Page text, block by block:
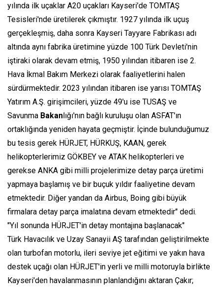
yılında ilk uçaklar A20 uçakları Kayseri'de TOMTAŞ
Tesisleri'nde üretilerek çıkmıştır. 1927 yılında ilk uçuş
gerçekleşmiş, daha sonra Kayseri Tayyare Fabrikası adı
altında aynı fabrika üretimine yüzde 100 Türk Devleti'nin
iştiraki olarak devam etmiş, 1950 yılından itibaren ise 2.
Hava İkmal Bakım Merkezi olarak faaliyetlerini halen
sürdürmektedir. 2023 yılından itibaren ise yarısı TOMTAŞ
Yatırım A.Ş. girişimcileri, yüzde 49'u ise TUSAŞ ve
Savunma Bakan lığı'nın bağlı kuruluşu olan ASFAT'ın
ortaklığında yeniden hayata geçmiştir. İçinde bulunduğumuz
bu tesis gerek HÜRJET, HÜRKUŞ, KAAN, gerek
helikopterlerimiz GÖKBEY ve ATAK helikopterleri ve
gerekse ANKA gibi milli projelerimize detay parça üretimi
yapmaya başlamış ve bir buçuk yıldır faaliyetine devam
etmektedir. Diğer yandan da Airbus, Boing gibi büyük
firmalara detay parça imalatına devam etmektedir" dedi.
"Yıl sonunda HÜRJET'in detay montajına başlanacak"
Türk Havacılık ve Uzay Sanayii AŞ tarafından geliştirilmekte
olan turbofan motorlu, ileri seviye jet eğitimi ve yakın hava
destek uçağı olan HÜRJET'in yerli ve milli motoruyla birlikte
Kayseri'den havalanmasının planlandığını aktaran Çakır;